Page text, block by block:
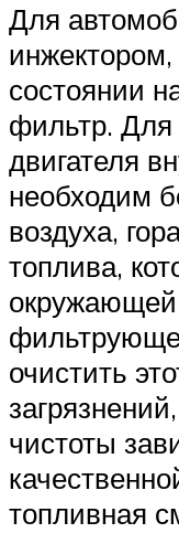
Для
состоянии
фильтр. Для
двигателя
необходим
воздуха,
топлива,
очистить
чистоты
топливная